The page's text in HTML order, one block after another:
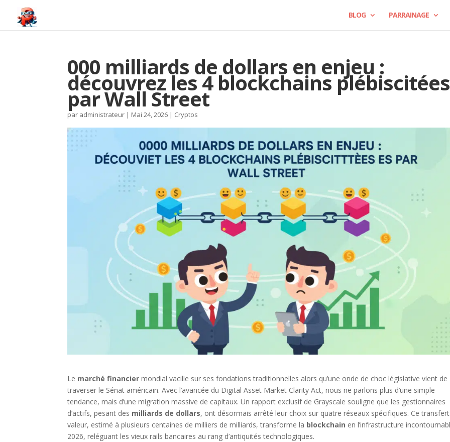
BLOG PARRAINAGE
000 milliards de dollars en enjeu :
découvrez les 4 blockchains plébiscitées
par Wall Street
par administrateur | Mai 24, 2026 | Cryptos
Le marché financier mondial vacille sur ses fondations traditionnelles alors qu’une onde de choc législative vient de
traverser le Sénat américain. Avec l’avancée du Digital Asset Market Clarity Act, nous ne parlons plus d’une simple
tendance, mais d’une migration massive de capitaux. Un rapport exclusif de Grayscale souligne que les gestionnaires
d’actifs, pesant des milliards de dollars, ont désormais arrêté leur choix sur quatre réseaux spécifiques. Ce
valeur, estimé à plusieurs centaines de milliers de milliards, transforme la blockchain en l’infrastructure
2026, reléguant les vieux rails bancaires au rang d’antiquités technologiques.